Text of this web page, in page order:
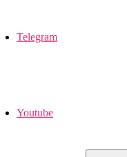
Telegram
Youtube